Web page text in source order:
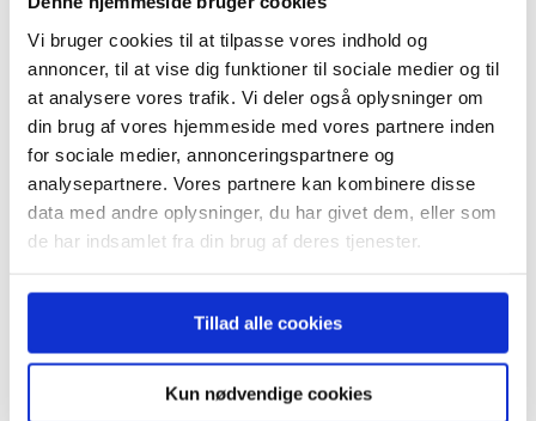
Vi bruger cookies til at tilpasse vores indhold og
annoncer, til at vise dig funktioner til sociale medier og til
at analysere vores trafik. Vi deler også oplysninger om
din brug af vores hjemmeside med vores partnere inden
for sociale medier, annonceringspartnere og
analysepartnere. Vores partnere kan kombinere disse
data med andre oplysninger, du har givet dem, eller som
de har indsamlet fra din brug af deres tjenester.
Tillad alle cookies
Kun nødvendige cookies
SE FLERE VIDEOER
Winlet 1000 Crawler